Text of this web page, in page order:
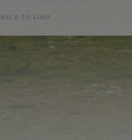
BACK TO SHOP